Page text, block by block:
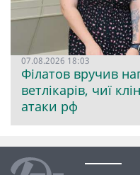
07.08.2026 18:03
Філатов вручив
ветлікарів, чиї
атаки рф